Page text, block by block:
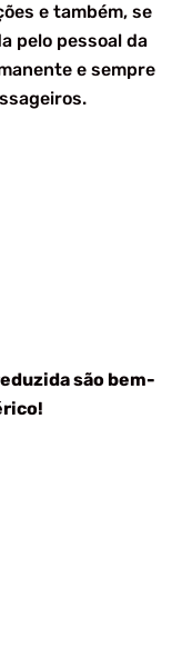
e também, se
pelo pessoal da
e sempre
são bem-